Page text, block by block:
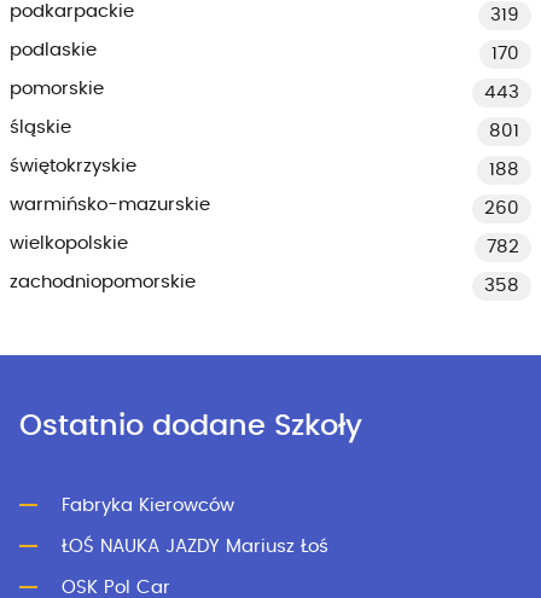
podkarpackie
319
podlaskie
170
pomorskie
443
śląskie
801
świętokrzyskie
188
warmińsko-mazurskie
260
wielkopolskie
782
zachodniopomorskie
358
Ostatnio dodane Szkoły
Fabryka Kierowców
ŁOŚ NAUKA JAZDY Mariusz Łoś
OSK Pol Car